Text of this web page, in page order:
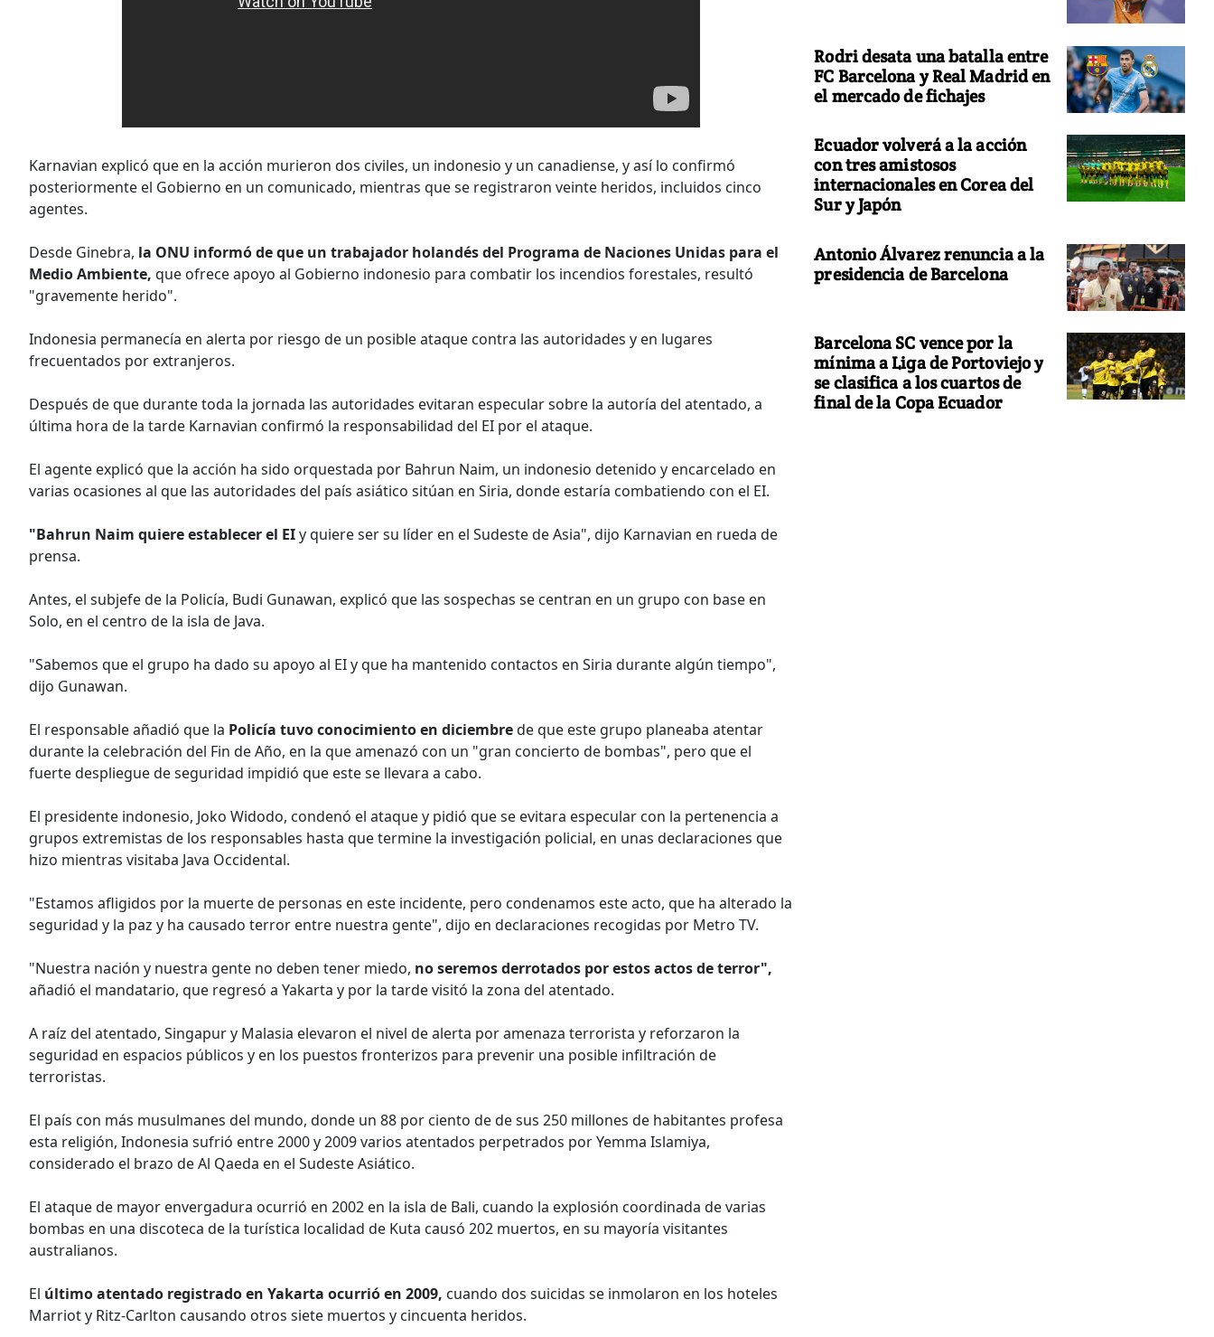
Karnavian explicó que en la acción murieron dos civiles, un indonesio y un canadiense, y así lo confirmó
posteriormente el Gobierno en un comunicado, mientras que se registraron veinte heridos, incluidos cinco
agentes.
Desde Ginebra, la ONU informó de que un trabajador holandés del Programa de Naciones Unidas para el
Medio Ambiente, que ofrece apoyo al Gobierno indonesio para combatir los incendios forestales, resultó
"gravemente herido".
Indonesia permanecía en alerta por riesgo de un posible ataque contra las autoridades y en lugares
frecuentados por extranjeros.
Después de que durante toda la jornada las autoridades evitaran especular sobre la autoría del atentado, a
última hora de la tarde Karnavian confirmó la responsabilidad del EI por el ataque.
El agente explicó que la acción ha sido orquestada por Bahrun Naim, un indonesio detenido y encarcelado en
varias ocasiones al que las autoridades del país asiático sitúan en Siria, donde estaría combatiendo con el EI.
"Bahrun Naim quiere establecer el EIy quiere ser su líder en el Sudeste de Asia", dijo Karnavian en rueda de
prensa.
Antes, el subjefe de la Policía, Budi Gunawan, explicó que las sospechas se centran en un grupo con base en
Solo, en el centro de la isla de Java.
"Sabemos que el grupo ha dado su apoyo al EI y que ha mantenido contactos en Siria durante algún tiempo",
dijo Gunawan.
El responsable añadió que la Policía tuvo conocimiento en diciembrede que este grupo planeaba atentar
durante la celebración del Fin de Año, en la que amenazó con un "gran concierto de bombas", pero que el
fuerte despliegue de seguridad impidió que este se llevara a cabo.
El presidente indonesio, Joko Widodo, condenó el ataque y pidió que se evitara especular con la pertenencia a
grupos extremistas de los responsables hasta que termine la investigación policial, en unas declaraciones que
hizo mientras visitaba Java Occidental.
"Estamos afligidos por la muerte de personas en este incidente, pero condenamos este acto, que ha alterado la
seguridad y la paz y ha causado terror entre nuestra gente", dijo en declaraciones recogidas por Metro TV.
"Nuestra nación y nuestra gente no deben tener miedo, no seremos derrotados por estos actos de terror",
añadió el mandatario, que regresó a Yakarta y por la tarde visitó la zona del atentado.
A raíz del atentado, Singapur y Malasia elevaron el nivel de alerta por amenaza terrorista y reforzaron la
seguridad en espacios públicos y en los puestos fronterizos para prevenir una posible infiltración de
terroristas.
El país con más musulmanes del mundo, donde un 88 por ciento de de sus 250 millones de habitantes profesa
esta religión, Indonesia sufrió entre 2000 y 2009 varios atentados perpetrados por Yemma Islamiya,
considerado el brazo de Al Qaeda en el Sudeste Asiático.
El ataque de mayor envergadura ocurrió en 2002 en la isla de Bali, cuando la explosión coordinada de varias
bombas en una discoteca de la turística localidad de Kuta causó 202 muertos, en su mayoría visitantes
australianos.
El último atentado registrado en Yakarta ocurrió en 2009, cuando dos suicidas se inmolaron en los hoteles
Marriot y Ritz-Carlton causando otros siete muertos y cincuenta heridos.
Rodri desata una batalla entre
FC Barcelona y Real Madrid en
el mercado de fichajes
Ecuador volverá a la acción
con tres amistosos
internacionales en Corea del
Sur y Japón
Antonio Álvarez renuncia a la
presidencia de Barcelona
Barcelona SC vence por la
mínima a Liga de Portoviejo y
se clasifica a los cuartos de
final de la Copa Ecuador